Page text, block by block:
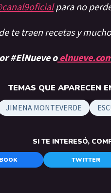
para no
te traen recetas y
#ElNueve o
TEMAS QUE APARECEN
JIMENA MONTEVERDE
SI TE INTERESÓ,
TWITTER